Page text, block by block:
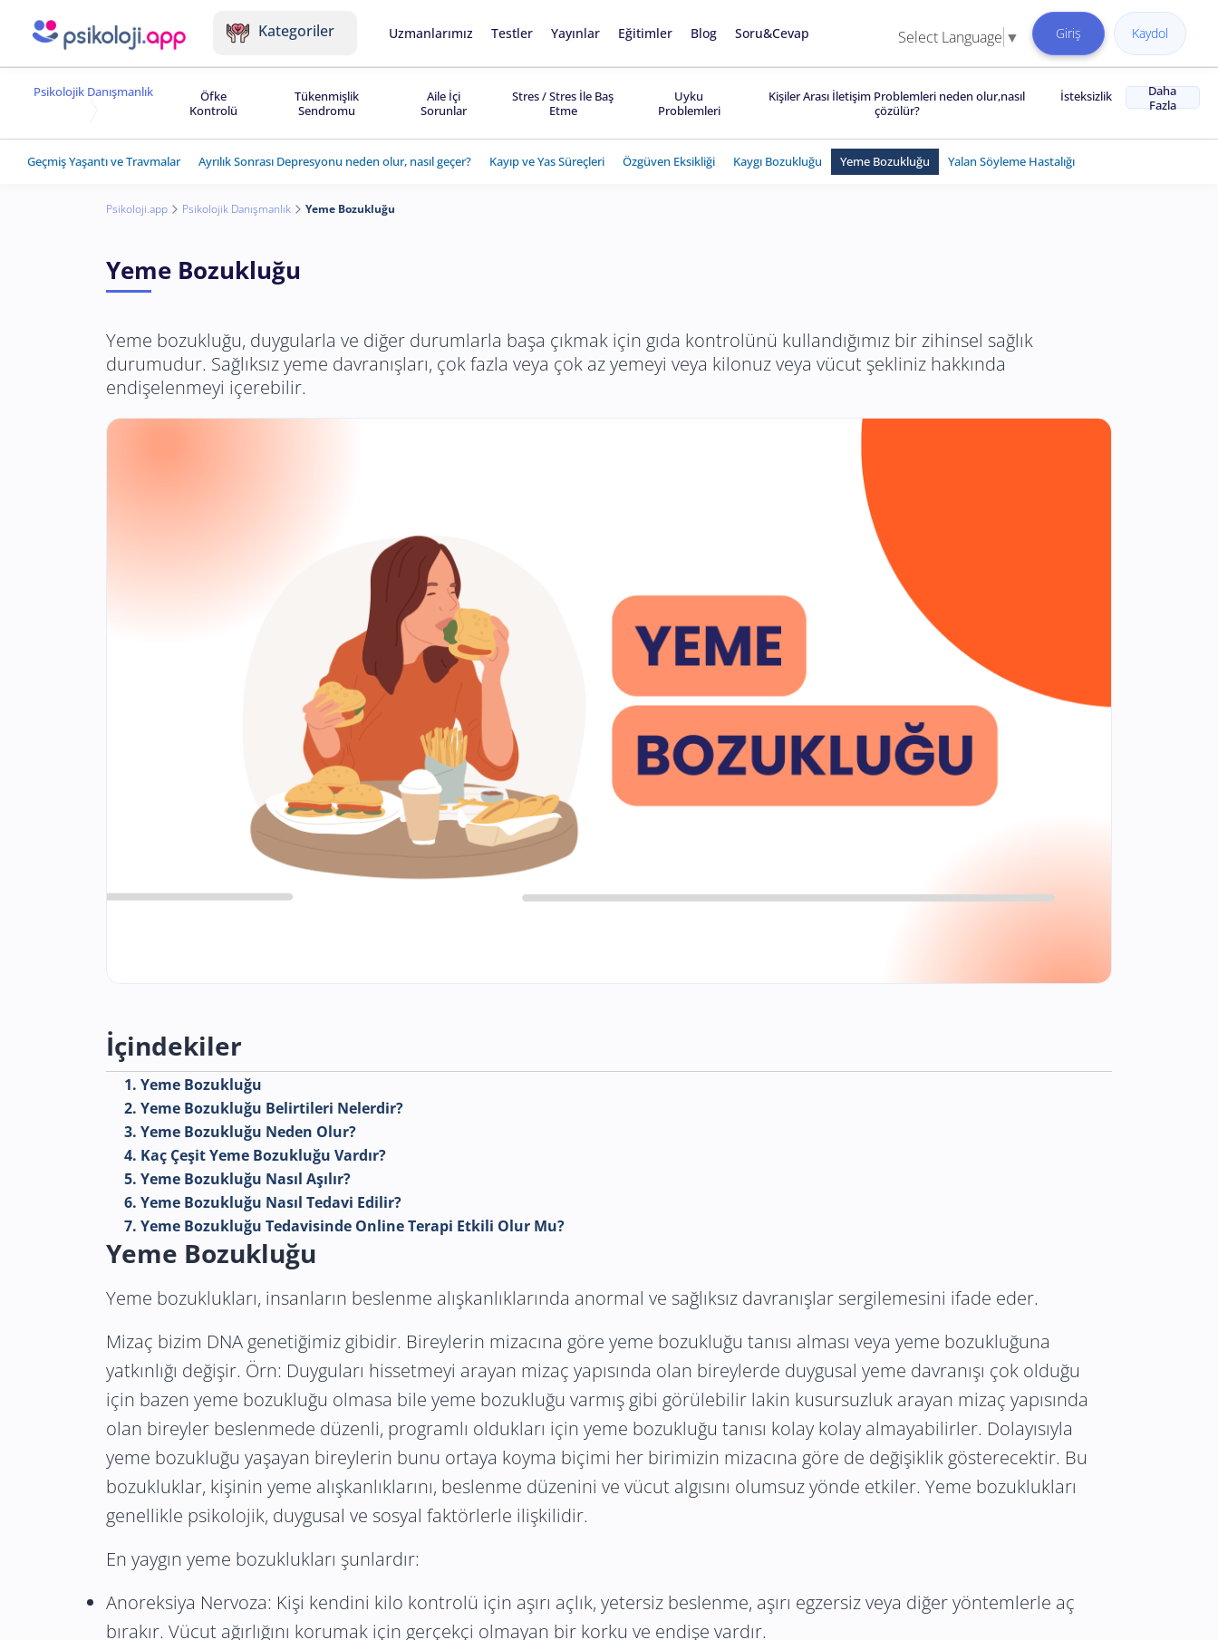
Kategoriler Uzmanlarımız Testler Yayınlar Eğitimler Blog Soru&Cevap Select Language ▼ Giriş Kaydol
Psikolojik Danışmanlık
Öfke
Kontrolü
Tükenmişlik
Sendromu
Aile İçi
Sorunlar
Stres / Stres İle Baş
Etme
Uyku
Problemleri
Kişiler Arası İletişim Problemleri neden olur,nasıl
çözülür?
İsteksizlik
Daha
Fazla
Geçmiş Yaşantı ve Travmalar Ayrılık Sonrası Depresyonu neden olur, nasıl geçer? Kayıp ve Yas Süreçleri Özgüven Eksikliği Kaygı Bozukluğu Yeme Bozukluğu Yalan Söyleme Hastalığı
Psikoloji.app Psikolojik Danışmanlık Yeme Bozukluğu
Yeme Bozukluğu
Yeme bozukluğu, duygularla ve diğer durumlarla başa çıkmak için gıda kontrolünü kullandığımız bir zihinsel sağlık
durumudur. Sağlıksız yeme davranışları, çok fazla veya çok az yemeyi veya kilonuz veya vücut şekliniz hakkında
endişelenmeyi içerebilir.
İçindekiler
1. Yeme Bozukluğu
2. Yeme Bozukluğu Belirtileri Nelerdir?
3. Yeme Bozukluğu Neden Olur?
4. Kaç Çeşit Yeme Bozukluğu Vardır?
5. Yeme Bozukluğu Nasıl Aşılır?
6. Yeme Bozukluğu Nasıl Tedavi Edilir?
7. Yeme Bozukluğu Tedavisinde Online Terapi Etkili Olur Mu?
Yeme Bozukluğu
Yeme bozuklukları, insanların beslenme alışkanlıklarında anormal ve sağlıksız davranışlar sergilemesini ifade eder.
Mizaç bizim DNA genetiğimiz gibidir. Bireylerin mizacına göre yeme bozukluğu tanısı alması veya yeme bozukluğuna
yatkınlığı değişir. Örn: Duyguları hissetmeyi arayan mizaç yapısında olan bireylerde duygusal yeme davranışı çok olduğu
için bazen yeme bozukluğu olmasa bile yeme bozukluğu varmış gibi görülebilir lakin kusursuzluk arayan mizaç yapısında
olan bireyler beslenmede düzenli, programlı oldukları için yeme bozukluğu tanısı kolay kolay almayabilirler. Dolayısıyla
yeme bozukluğu yaşayan bireylerin bunu ortaya koyma biçimi her birimizin mizacına göre de değişiklik gösterecektir. Bu
bozukluklar, kişinin yeme alışkanlıklarını, beslenme düzenini ve vücut algısını olumsuz yönde etkiler. Yeme bozuklukları
genellikle psikolojik, duygusal ve sosyal faktörlerle ilişkilidir.
En yaygın yeme bozuklukları şunlardır:
Anoreksiya Nervoza: Kişi kendini kilo kontrolü için aşırı açlık, yetersiz beslenme, aşırı egzersiz veya diğer yöntemlerle aç
bırakır. Vücut ağırlığını korumak için gerçekçi olmayan bir korku ve endişe vardır.